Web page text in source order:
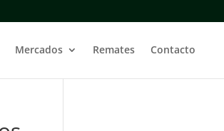
Mercados Remates Contacto